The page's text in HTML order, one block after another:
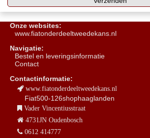
Onze websites:
www.fiatonderdeeltweedekans.nl
Navigatie:
Bestel en leveringsinformatie
Contact
Contactinformatie:
www.fiatonderdeeltweedekans.nl
Fiat500-126shophaaglanden
Vader Vincentiusstraat
4731JN Oudenbosch
0612 414777